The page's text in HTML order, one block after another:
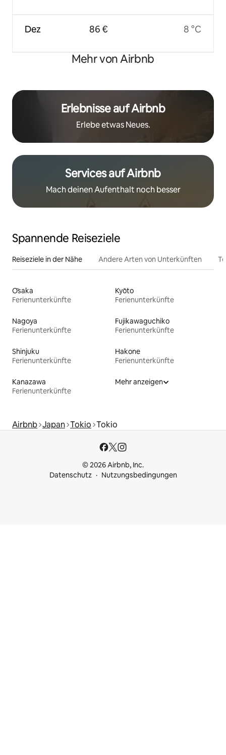
Dez 86 € 8 °C
Mehr von Airbnb
Erlebnisse auf Airbnb
Erlebe etwas Neues.
Services auf Airbnb
Mach deinen Aufenthalt noch besser
Spannende Reiseziele
Reiseziele in der Nähe Andere Arten von Unterkünften
Ōsaka
Ferienunterkünfte
Kyōto
Ferienunterkünfte
Nagoya
Ferienunterkünfte
Fujikawaguchiko
Ferienunterkünfte
Shinjuku
Ferienunterkünfte
Hakone
Ferienunterkünfte
Kanazawa
Ferienunterkünfte
Mehr anzeigen
Airbnb Japan Tokio Tokio
© 2026 Airbnb, Inc.
Datenschutz
Nutzungsbedingungen